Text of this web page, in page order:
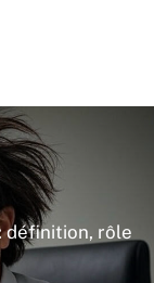
définition, rôle